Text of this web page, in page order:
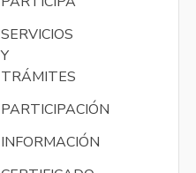
SERVICIOS
Y
TRÁMITES
PARTICIPACIÓN
INFORMACIÓN